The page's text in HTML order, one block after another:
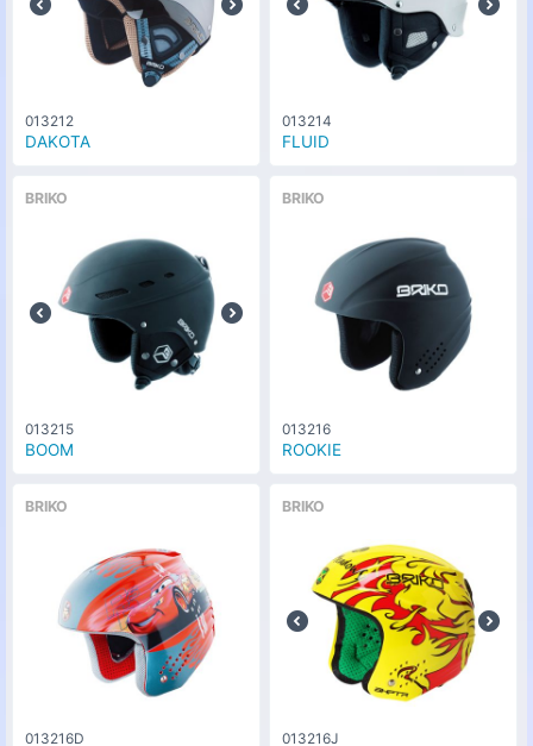
013212
DAKOTA
013214
FLUID
BRIKO
013215
BOOM
BRIKO
013216
ROOKIE
BRIKO
013216D
BRIKO
013216J